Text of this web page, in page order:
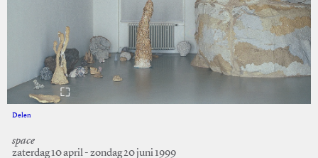
Delen
space
zaterdag 10 april - zondag 20 juni 1999